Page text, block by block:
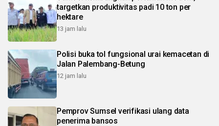
targetkan produktivitas padi 10 ton per
hektare
13 jam lalu
Polisi buka tol fungsional urai kemacetan di
Jalan Palembang-Betung
12 jam lalu
Pemprov Sumsel verifikasi ulang data
penerima bansos